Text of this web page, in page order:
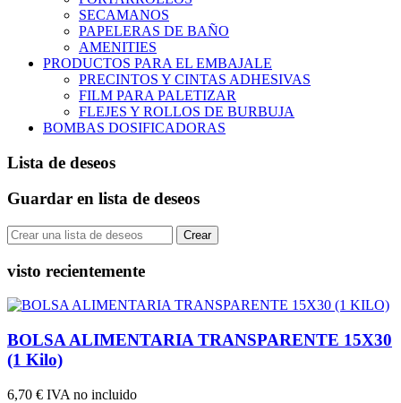
SECAMANOS
PAPELERAS DE BAÑO
AMENITIES
PRODUCTOS PARA EL EMBAJALE
PRECINTOS Y CINTAS ADHESIVAS
FILM PARA PALETIZAR
FLEJES Y ROLLOS DE BURBUJA
BOMBAS DOSIFICADORAS
Lista de deseos
Guardar en lista de deseos
Crear
visto recientemente
BOLSA ALIMENTARIA TRANSPARENTE 15X30
(1 Kilo)
6,70 € IVA no incluido